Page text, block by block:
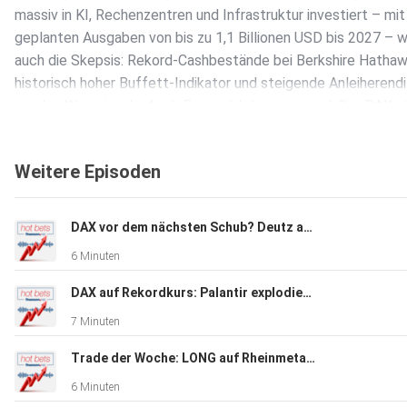
massiv in KI, Rechenzentren und Infrastruktur investiert – mit
geplanten Ausgaben von bis zu 1,1 Billionen USD bis 2027 –
auch die Skepsis: Rekord-Cashbestände bei Berkshire
historisch hoher Buffett-Indikator und steigende
Kostensteigerungen, Zöllen und Währungseffekten. Ist das
gefährlichen Überbewertung? #Kriegsende #IranKonflikt
#Nasdaq #S&P500 #DAX #Aktien #KI #TechAktien
#Investieren #Finanzen #Börsennews #Wirtschaft #ETF
Weitere Episoden
DAX vor dem nächsten Schub? Deutz als neuer Rüstungs-Profiteur | Rheinmetall, Telekom & Gold im Fokus
6 Minuten
DAX auf Rekordkurs: Palantir explodiert, SpaceX vor den Zahlen & Gold vor dem nächsten Ausbruch?
7 Minuten
Trade der Woche: LONG auf Rheinmetall – Neue Rekordjagd nach DAX-Allzeithoch?
6 Minuten